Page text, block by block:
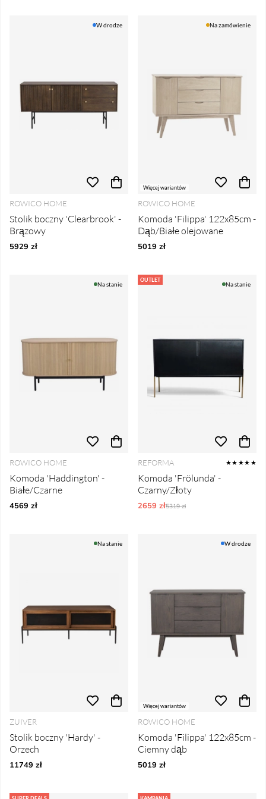
W drodze
ROWICO HOME
Stolik boczny 'Clearbrook' -
Brązowy
5929 zł
Więcej wariantów
Na zamówienie
ROWICO HOME
Komoda 'Filippa' 122x85cm -
Dąb/Białe olejowane
5019 zł
Na stanie
ROWICO HOME
Komoda 'Haddington' -
Białe/Czarne
4569 zł
OUTLET
Na stanie
REFORMA ★★★★★
Komoda 'Frölunda' -
Czarny/Złoty
2659 złOrdynarne ceny:
5319 zł
Na stanie
ZUIVER
Stolik boczny 'Hardy' -
Orzech
11749 zł
Więcej wariantów
W drodze
ROWICO HOME
Komoda 'Filippa' 122x85cm -
Ciemny dąb
5019 zł